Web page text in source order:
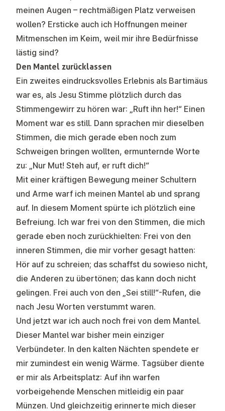
meinen Augen – rechtmäßigen Platz verweisen
wollen? Ersticke auch ich Hoffnungen meiner
Mitmenschen im Keim, weil mir ihre Bedürfnisse
lästig sind?
Den Mantel zurücklassen
Ein zweites eindrucksvolles Erlebnis als Bartimäus
war es, als Jesu Stimme plötzlich durch das
Stimmengewirr zu hören war: „Ruft ihn her!“ Einen
Moment war es still. Dann sprachen mir dieselben
Stimmen, die mich gerade eben noch zum
Schweigen bringen wollten, ermunternde Worte
zu: „Nur Mut! Steh auf, er ruft dich!“
Mit einer kräftigen Bewegung meiner Schultern
und Arme warf ich meinen Mantel ab und sprang
auf. In diesem Moment spürte ich plötzlich eine
Befreiung. Ich war frei von den Stimmen, die mich
gerade eben noch zurückhielten: Frei von den
inneren Stimmen, die mir vorher gesagt hatten:
Hör auf zu schreien; das schaffst du sowieso nicht,
die Anderen zu übertönen; das kann doch nicht
gelingen. Frei auch von den „Sei still!“-Rufen, die
nach Jesu Worten verstummt waren.
Und jetzt war ich auch noch frei von dem Mantel.
Dieser Mantel war bisher mein einziger
Verbündeter. In den kalten Nächten spendete er
mir zumindest ein wenig Wärme. Tagsüber diente
er mir als Arbeitsplatz: Auf ihn warfen
vorbeigehende Menschen mitleidig ein paar
Münzen. Und gleichzeitig erinnerte mich dieser